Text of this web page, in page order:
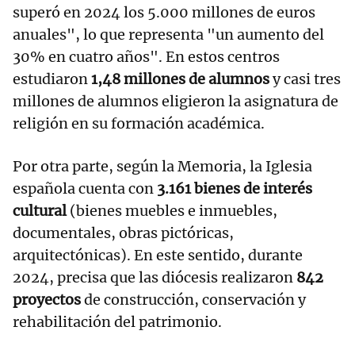
superó en 2024 los 5.000 millones de euros
anuales", lo que representa "un aumento del
30% en cuatro años". En estos centros
estudiaron1,48 millones de alumnosy casi tres
millones de alumnos eligieron la asignatura de
religión en su formación académica.
Por otra parte, según la Memoria, la Iglesia
española cuenta con 3.161 bienes de interés
cultural(bienes muebles e inmuebles,
documentales, obras pictóricas,
arquitectónicas). En este sentido, durante
2024, precisa que las diócesis realizaron 842
proyectosde construcción, conservación y
rehabilitación del patrimonio.